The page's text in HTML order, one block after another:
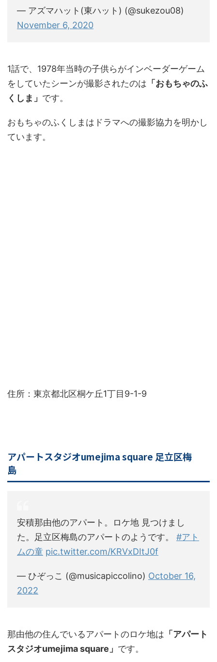
— アズマハット(東ハット) (@sukezou08)
November 6, 2020
1話で、1978年当時の子供らがインベーダーゲーム
をしていたシーンが撮影されたのは 「おもちゃのふ
くしま」 です。
おもちゃのふくしまはドラマへの撮影協力を明かし
ています。
住所：東京都北区桐ケ丘1丁目9-1-9
アパートスタジオumejima square 足立区梅
島
安積那由他のアパート。ロケ地 見つけまし
た。足立区梅島のアパートのようです。 #アト
ムの童 pic.twitter.com/KRVxDItJ0f
— ひぞっこ (@musicapiccolino) October 16,
2022
那由他の住んでいるアパートのロケ地は 「アパート
スタジオumejima square」 です。